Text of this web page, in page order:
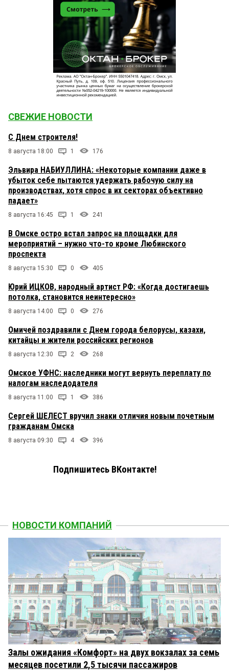
СВЕЖИЕ НОВОСТИ
С Днем строителя!
8 августа 18:00 1 176
Эльвира НАБИУЛЛИНА: «Некоторые компании даже в
убыток себе пытаются удержать рабочую силу на
производствах, хотя спрос в их секторах объективно
падает»
8 августа 16:45 1 241
В Омске остро встал запрос на площадки для
мероприятий – нужно что-то кроме Любинского
проспекта
8 августа 15:30 0 405
Юрий ИЦКОВ, народный артист РФ: «Когда достигаешь
потолка, становится неинтересно»
8 августа 14:00 0 276
Омичей поздравили с Днем города белорусы, казахи,
китайцы и жители российских регионов
8 августа 12:30 2 268
Омское УФНС: наследники могут вернуть переплату по
налогам наследодателя
8 августа 11:00 1 386
Сергей ШЕЛЕСТ вручил знаки отличия новым почетным
гражданам Омска
8 августа 09:30 4 396
Подпишитесь ВКонтакте!
НОВОСТИ КОМПАНИЙ
Залы ожидания «Комфорт» на двух вокзалах за семь
месяцев посетили 2,5 тысячи пассажиров